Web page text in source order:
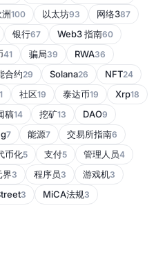
100 以太坊93 网络387
银行67 Web3 指南60
41 骗局39 RWA36
合约29 Solana26 NFT24
社区19 泰达币19 Xrp18
稿14 挖矿13 DAO9
7 能源7 交易所指南6
币化5 支付5 管理人员4
界3 程序员3 游戏机3
3 MiCA法规3